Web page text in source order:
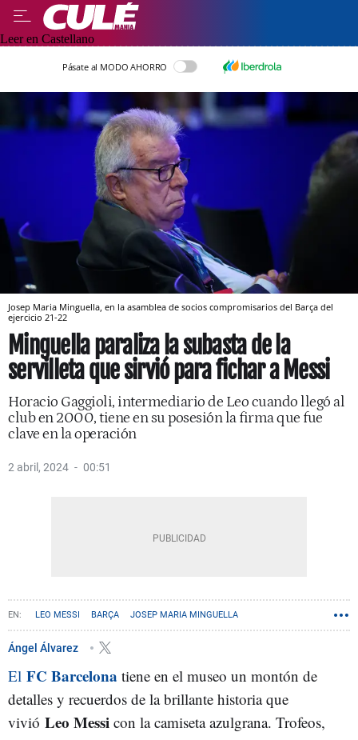
Leer en Castellano
Pásate al MODO AHORRO
Josep Maria Minguella, en la asamblea de socios compromisarios del Barça del
ejercicio 21-22
Minguella paraliza la subasta de la
servilleta que sirvió para fichar a Messi
Horacio Gaggioli, intermediario de Leo cuando llegó al
club en 2000, tiene en su posesión la firma que fue
clave en la operación
2 abril, 2024 00:51
LEO MESSI BARÇA JOSEP MARIA MINGUELLA
Ángel Álvarez
El FC Barcelona tiene en el museo un montón de
detalles y recuerdos de la brillante historia que
vivió Leo Messi con la camiseta azulgrana. Trofeos,